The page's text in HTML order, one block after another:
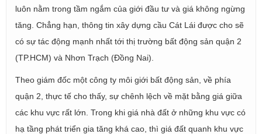
luôn nằm trong tầm ngắm của giới đầu tư và giá không ngừng
tăng. Chẳng hạn, thông tin xây dựng cầu Cát Lái được cho sẽ
có sự tác động mạnh nhất tới thị trường bất động sản quận 2
(TP.HCM) và Nhơn Trạch (Đồng Nai).
Theo giám đốc một công ty môi giới bất động sản, về phía
quận 2, thực tế cho thấy, sự chênh lệch về mặt bằng giá giữa
các khu vực rất lớn. Trong khi giá nhà đất ở những khu vực có
hạ tầng phát triển gia tăng khá cao, thì giá đất quanh khu vực